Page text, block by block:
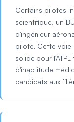
Certains pilotes
scientifique, un
d'ingénieur
pilote. Cette voie
solide pour
d'inaptitude
candidats aux